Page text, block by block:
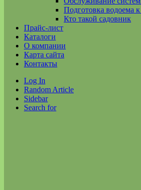
Подготовка водоема
Кто такой садовник
Прайс-лист
Каталоги
О компании
Карта сайта
Контакты
Log In
Random Article
Sidebar
Search for